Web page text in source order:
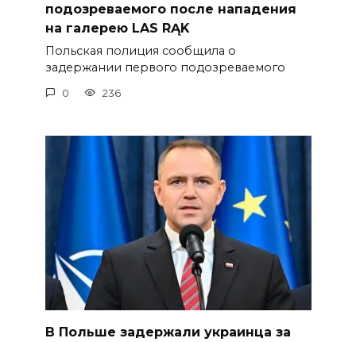
подозреваемого после нападения
на галерею LAS RĄK
Польская полиция сообщила о
задержании первого подозреваемого
0 236
В Польше задержали украинца за